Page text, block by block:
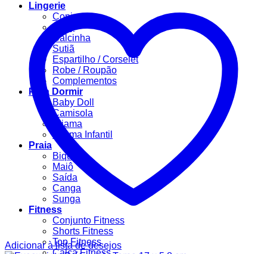
Lingerie
Conjuntos
Body
Calcinha
Sutiã
Espartilho / Corselet
Robe / Roupão
Complementos
Para Dormir
Baby Doll
Camisola
Pijama
Pijama Infantil
Praia
Biquíni
Maiô
Saída
Canga
Sunga
Fitness
Conjunto Fitness
Shorts Fitness
Top Fitness
Adicionar à lista de desejos